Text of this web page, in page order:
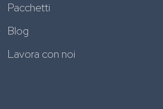
Pacchetti
Blog
Lavora con noi